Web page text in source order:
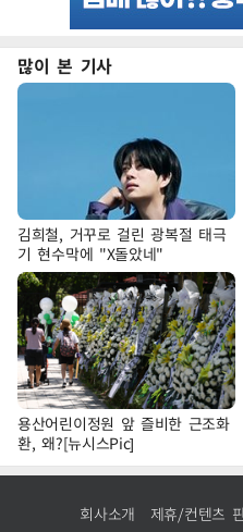
많이 본 기사
김희철, 거꾸로 걸린 광복절 태극
기 현수막에 "X돌았네"
용산어린이정원 앞 즐비한 근조화
환, 왜?[뉴시스Pic]
회사소개 제휴/컨텐츠